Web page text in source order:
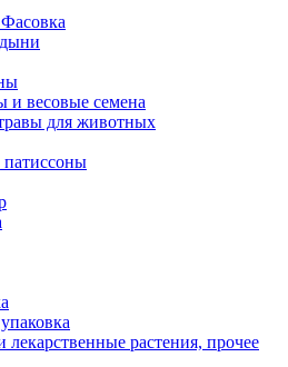
и весовые семена
для животных
патиссоны
растения, прочее